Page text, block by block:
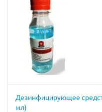
Дезинфицирующее
мл)